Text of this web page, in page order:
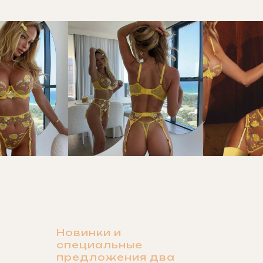
Новинки и
специальные
предложения два